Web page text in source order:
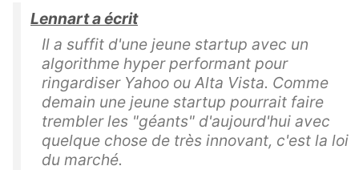
Lennart a écrit
Il a suffit d'une jeune startup avec un
algorithme hyper performant pour
ringardiser Yahoo ou Alta Vista. Comme
demain une jeune startup pourrait faire
trembler les "géants" d'aujourd'hui avec
quelque chose de très innovant, c'est la loi
du marché.